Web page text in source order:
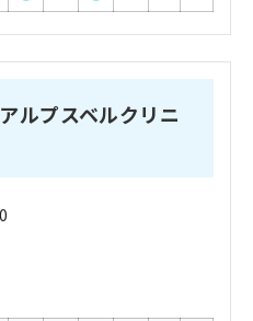
プスベルクリニ